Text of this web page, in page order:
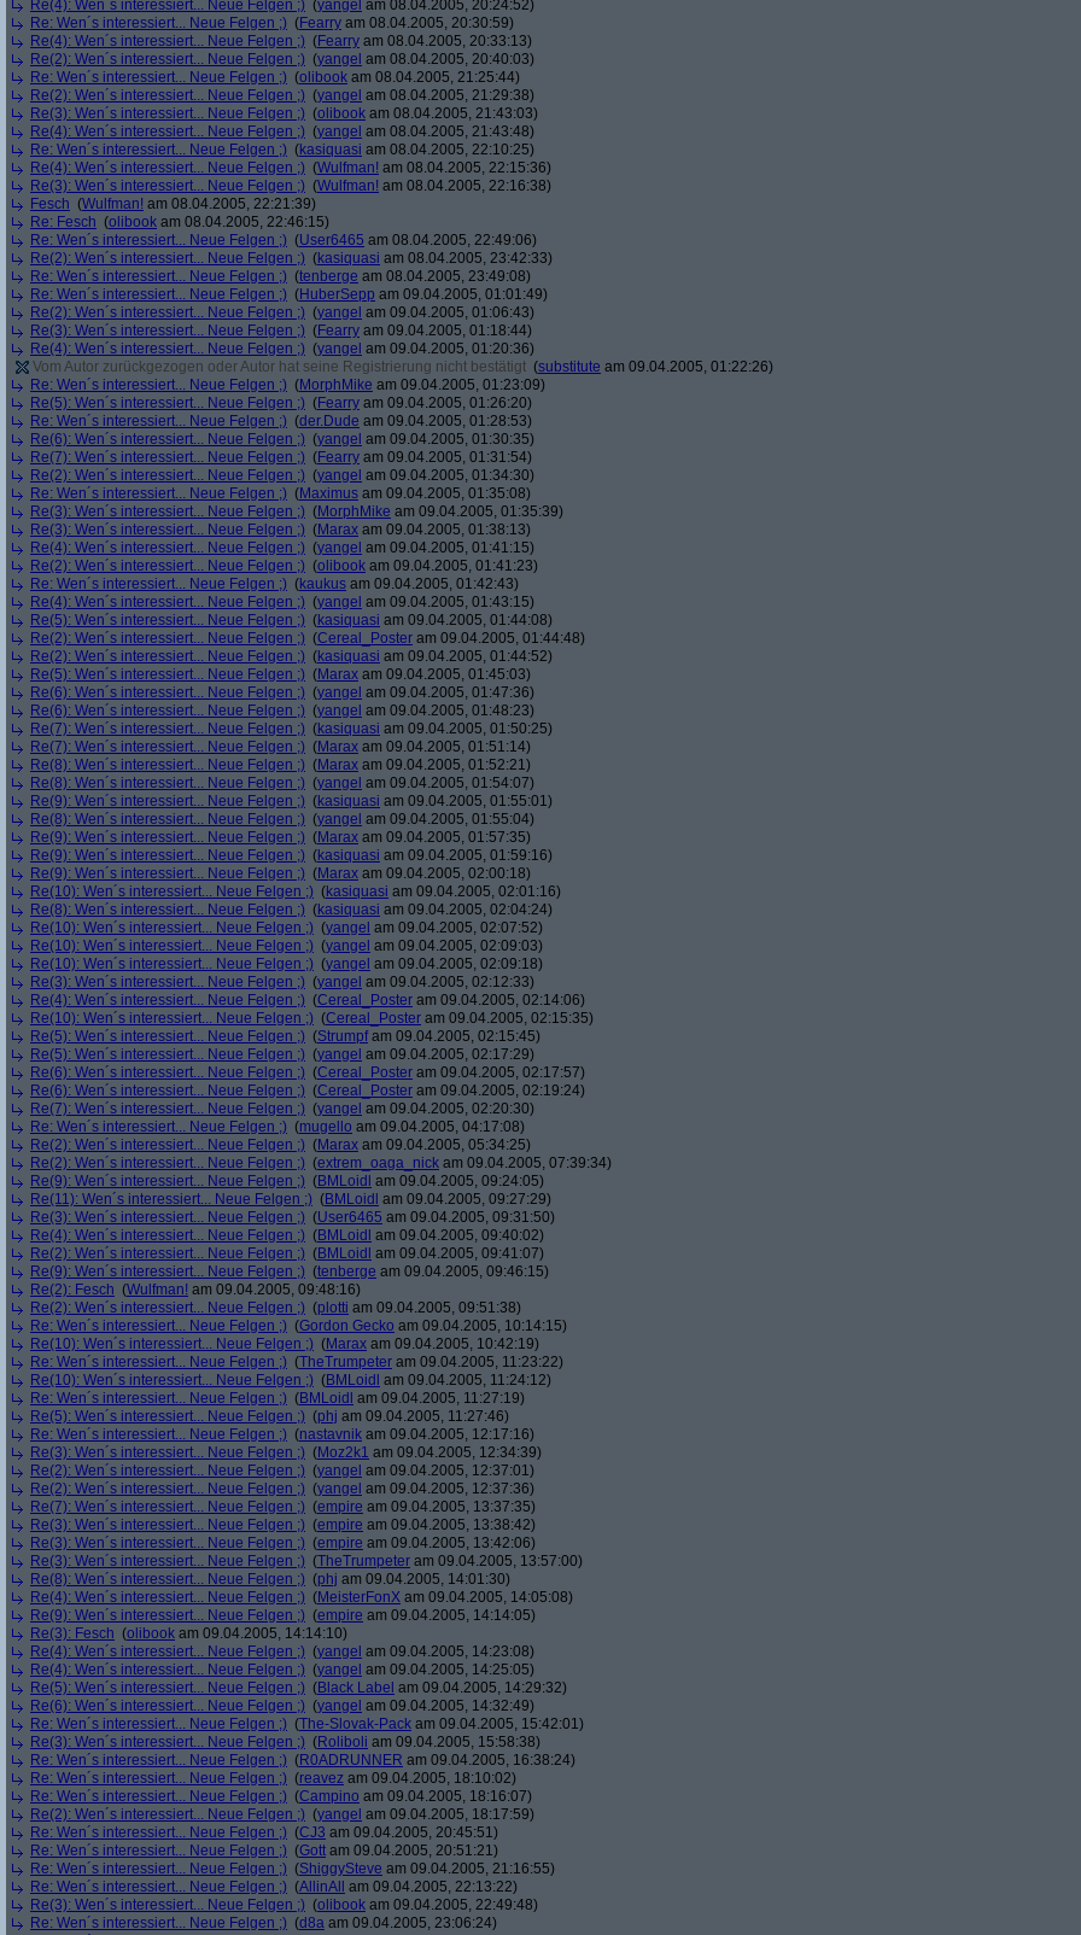
Re(4): Wen´s interessiert... Neue Felgen ;) (yangel am 08.04.2005, 20:24:52)
Re: Wen´s interessiert... Neue Felgen ;) (Fearry am 08.04.2005, 20:30:59)
Re(4): Wen´s interessiert... Neue Felgen ;) (Fearry am 08.04.2005, 20:33:13)
Re(2): Wen´s interessiert... Neue Felgen ;) (yangel am 08.04.2005, 20:40:03)
Re: Wen´s interessiert... Neue Felgen ;) (olibook am 08.04.2005, 21:25:44)
Re(2): Wen´s interessiert... Neue Felgen ;) (yangel am 08.04.2005, 21:29:38)
Re(3): Wen´s interessiert... Neue Felgen ;) (olibook am 08.04.2005, 21:43:03)
Re(4): Wen´s interessiert... Neue Felgen ;) (yangel am 08.04.2005, 21:43:48)
Re: Wen´s interessiert... Neue Felgen ;) (kasiquasi am 08.04.2005, 22:10:25)
Re(4): Wen´s interessiert... Neue Felgen ;) (Wulfman! am 08.04.2005, 22:15:36)
Re(3): Wen´s interessiert... Neue Felgen ;) (Wulfman! am 08.04.2005, 22:16:38)
Fesch (Wulfman! am 08.04.2005, 22:21:39)
Re: Fesch (olibook am 08.04.2005, 22:46:15)
Re: Wen´s interessiert... Neue Felgen ;) (User6465 am 08.04.2005, 22:49:06)
Re(2): Wen´s interessiert... Neue Felgen ;) (kasiquasi am 08.04.2005, 23:42:33)
Re: Wen´s interessiert... Neue Felgen ;) (tenberge am 08.04.2005, 23:49:08)
Re: Wen´s interessiert... Neue Felgen ;) (HuberSepp am 09.04.2005, 01:01:49)
Re(2): Wen´s interessiert... Neue Felgen ;) (yangel am 09.04.2005, 01:06:43)
Re(3): Wen´s interessiert... Neue Felgen ;) (Fearry am 09.04.2005, 01:18:44)
Re(4): Wen´s interessiert... Neue Felgen ;) (yangel am 09.04.2005, 01:20:36)
Vom Autor zurückgezogen oder Autor hat seine Registrierung nicht bestätigt (substitute am 09.04.2005, 01:22:26)
Re: Wen´s interessiert... Neue Felgen ;) (MorphMike am 09.04.2005, 01:23:09)
Re(5): Wen´s interessiert... Neue Felgen ;) (Fearry am 09.04.2005, 01:26:20)
Re: Wen´s interessiert... Neue Felgen ;) (der.Dude am 09.04.2005, 01:28:53)
Re(6): Wen´s interessiert... Neue Felgen ;) (yangel am 09.04.2005, 01:30:35)
Re(7): Wen´s interessiert... Neue Felgen ;) (Fearry am 09.04.2005, 01:31:54)
Re(2): Wen´s interessiert... Neue Felgen ;) (yangel am 09.04.2005, 01:34:30)
Re: Wen´s interessiert... Neue Felgen ;) (Maximus am 09.04.2005, 01:35:08)
Re(3): Wen´s interessiert... Neue Felgen ;) (MorphMike am 09.04.2005, 01:35:39)
Re(3): Wen´s interessiert... Neue Felgen ;) (Marax am 09.04.2005, 01:38:13)
Re(4): Wen´s interessiert... Neue Felgen ;) (yangel am 09.04.2005, 01:41:15)
Re(2): Wen´s interessiert... Neue Felgen ;) (olibook am 09.04.2005, 01:41:23)
Re: Wen´s interessiert... Neue Felgen ;) (kaukus am 09.04.2005, 01:42:43)
Re(4): Wen´s interessiert... Neue Felgen ;) (yangel am 09.04.2005, 01:43:15)
Re(5): Wen´s interessiert... Neue Felgen ;) (kasiquasi am 09.04.2005, 01:44:08)
Re(2): Wen´s interessiert... Neue Felgen ;) (Cereal_Poster am 09.04.2005, 01:44:48)
Re(2): Wen´s interessiert... Neue Felgen ;) (kasiquasi am 09.04.2005, 01:44:52)
Re(5): Wen´s interessiert... Neue Felgen ;) (Marax am 09.04.2005, 01:45:03)
Re(6): Wen´s interessiert... Neue Felgen ;) (yangel am 09.04.2005, 01:47:36)
Re(6): Wen´s interessiert... Neue Felgen ;) (yangel am 09.04.2005, 01:48:23)
Re(7): Wen´s interessiert... Neue Felgen ;) (kasiquasi am 09.04.2005, 01:50:25)
Re(7): Wen´s interessiert... Neue Felgen ;) (Marax am 09.04.2005, 01:51:14)
Re(8): Wen´s interessiert... Neue Felgen ;) (Marax am 09.04.2005, 01:52:21)
Re(8): Wen´s interessiert... Neue Felgen ;) (yangel am 09.04.2005, 01:54:07)
Re(9): Wen´s interessiert... Neue Felgen ;) (kasiquasi am 09.04.2005, 01:55:01)
Re(8): Wen´s interessiert... Neue Felgen ;) (yangel am 09.04.2005, 01:55:04)
Re(9): Wen´s interessiert... Neue Felgen ;) (Marax am 09.04.2005, 01:57:35)
Re(9): Wen´s interessiert... Neue Felgen ;) (kasiquasi am 09.04.2005, 01:59:16)
Re(9): Wen´s interessiert... Neue Felgen ;) (Marax am 09.04.2005, 02:00:18)
Re(10): Wen´s interessiert... Neue Felgen ;) (kasiquasi am 09.04.2005, 02:01:16)
Re(8): Wen´s interessiert... Neue Felgen ;) (kasiquasi am 09.04.2005, 02:04:24)
Re(10): Wen´s interessiert... Neue Felgen ;) (yangel am 09.04.2005, 02:07:52)
Re(10): Wen´s interessiert... Neue Felgen ;) (yangel am 09.04.2005, 02:09:03)
Re(10): Wen´s interessiert... Neue Felgen ;) (yangel am 09.04.2005, 02:09:18)
Re(3): Wen´s interessiert... Neue Felgen ;) (yangel am 09.04.2005, 02:12:33)
Re(4): Wen´s interessiert... Neue Felgen ;) (Cereal_Poster am 09.04.2005, 02:14:06)
Re(10): Wen´s interessiert... Neue Felgen ;) (Cereal_Poster am 09.04.2005, 02:15:35)
Re(5): Wen´s interessiert... Neue Felgen ;) (Strumpfam 09.04.2005, 02:15:45)
Re(5): Wen´s interessiert... Neue Felgen ;) (yangel am 09.04.2005, 02:17:29)
Re(6): Wen´s interessiert... Neue Felgen ;) (Cereal_Poster am 09.04.2005, 02:17:57)
Re(6): Wen´s interessiert... Neue Felgen ;) (Cereal_Poster am 09.04.2005, 02:19:24)
Re(7): Wen´s interessiert... Neue Felgen ;) (yangel am 09.04.2005, 02:20:30)
Re: Wen´s interessiert... Neue Felgen ;) (mugello am 09.04.2005, 04:17:08)
Re(2): Wen´s interessiert... Neue Felgen ;) (Marax am 09.04.2005, 05:34:25)
Re(2): Wen´s interessiert... Neue Felgen ;) (extrem_oaga_nick am 09.04.2005, 07:39:34)
Re(9): Wen´s interessiert... Neue Felgen ;) (BMLoidl am 09.04.2005, 09:24:05)
Re(11): Wen´s interessiert... Neue Felgen ;) (BMLoidl am 09.04.2005, 09:27:29)
Re(3): Wen´s interessiert... Neue Felgen ;) (User6465 am 09.04.2005, 09:31:50)
Re(4): Wen´s interessiert... Neue Felgen ;) (BMLoidl am 09.04.2005, 09:40:02)
Re(2): Wen´s interessiert... Neue Felgen ;) (BMLoidl am 09.04.2005, 09:41:07)
Re(9): Wen´s interessiert... Neue Felgen ;) (tenberge am 09.04.2005, 09:46:15)
Re(2): Fesch (Wulfman! am 09.04.2005, 09:48:16)
Re(2): Wen´s interessiert... Neue Felgen ;) (plotti am 09.04.2005, 09:51:38)
Re: Wen´s interessiert... Neue Felgen ;) (Gordon Gecko am 09.04.2005, 10:14:15)
Re(10): Wen´s interessiert... Neue Felgen ;) (Marax am 09.04.2005, 10:42:19)
Re: Wen´s interessiert... Neue Felgen ;) (TheTrumpeter am 09.04.2005, 11:23:22)
Re(10): Wen´s interessiert... Neue Felgen ;) (BMLoidl am 09.04.2005, 11:24:12)
Re: Wen´s interessiert... Neue Felgen ;) (BMLoidl am 09.04.2005, 11:27:19)
Re(5): Wen´s interessiert... Neue Felgen ;) (phj am 09.04.2005, 11:27:46)
Re: Wen´s interessiert... Neue Felgen ;) (nastavnik am 09.04.2005, 12:17:16)
Re(3): Wen´s interessiert... Neue Felgen ;) (Moz2k1 am 09.04.2005, 12:34:39)
Re(2): Wen´s interessiert... Neue Felgen ;) (yangel am 09.04.2005, 12:37:01)
Re(2): Wen´s interessiert... Neue Felgen ;) (yangel am 09.04.2005, 12:37:36)
Re(7): Wen´s interessiert... Neue Felgen ;) (empire am 09.04.2005, 13:37:35)
Re(3): Wen´s interessiert... Neue Felgen ;) (empire am 09.04.2005, 13:38:42)
Re(3): Wen´s interessiert... Neue Felgen ;) (empire am 09.04.2005, 13:42:06)
Re(3): Wen´s interessiert... Neue Felgen ;) (TheTrumpeter am 09.04.2005, 13:57:00)
Re(8): Wen´s interessiert... Neue Felgen ;) (phj am 09.04.2005, 14:01:30)
Re(4): Wen´s interessiert... Neue Felgen ;) (MeisterFonX am 09.04.2005, 14:05:08)
Re(9): Wen´s interessiert... Neue Felgen ;) (empire am 09.04.2005, 14:14:05)
Re(3): Fesch (olibook am 09.04.2005, 14:14:10)
Re(4): Wen´s interessiert... Neue Felgen ;) (yangel am 09.04.2005, 14:23:08)
Re(4): Wen´s interessiert... Neue Felgen ;) (yangel am 09.04.2005, 14:25:05)
Re(5): Wen´s interessiert... Neue Felgen ;) (Black Label am 09.04.2005, 14:29:32)
Re(6): Wen´s interessiert... Neue Felgen ;) (yangel am 09.04.2005, 14:32:49)
Re: Wen´s interessiert... Neue Felgen ;) (The-Slovak-Pack am 09.04.2005, 15:42:01)
Re(3): Wen´s interessiert... Neue Felgen ;) (Roliboli am 09.04.2005, 15:58:38)
Re: Wen´s interessiert... Neue Felgen ;) (R0ADRUNNER am 09.04.2005, 16:38:24)
Re: Wen´s interessiert... Neue Felgen ;) (reavez am 09.04.2005, 18:10:02)
Re: Wen´s interessiert... Neue Felgen ;) (Campino am 09.04.2005, 18:16:07)
Re(2): Wen´s interessiert... Neue Felgen ;) (yangel am 09.04.2005, 18:17:59)
Re: Wen´s interessiert... Neue Felgen ;) (CJ3 am 09.04.2005, 20:45:51)
Re: Wen´s interessiert... Neue Felgen ;) (Gott am 09.04.2005, 20:51:21)
Re: Wen´s interessiert... Neue Felgen ;) (ShiggySteve am 09.04.2005, 21:16:55)
Re: Wen´s interessiert... Neue Felgen ;) (AllinAll
am 09.04.2005, 22:13:22)
Re(3): Wen´s interessiert... Neue Felgen ;) (olibook am 09.04.2005, 22:49:48)
Re: Wen´s interessiert... Neue Felgen ;) (d8a am 09.04.2005, 23:06:24)